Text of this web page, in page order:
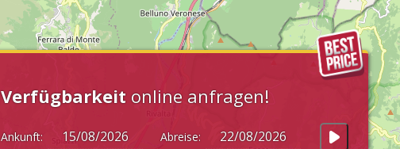
Verfügbarkeit online anfragen!
Ankunft: Abreise: